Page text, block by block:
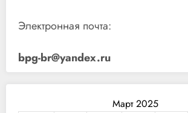
Электронная почта:
bpg-br@yandex.ru
Март 2025